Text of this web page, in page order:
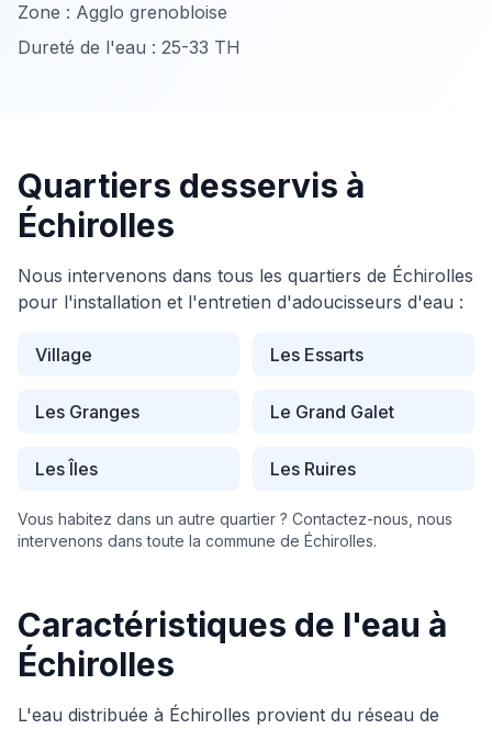
Zone : Agglo grenobloise
Dureté de l'eau : 25-33 TH
Quartiers desservis à
Échirolles
Nous intervenons dans tous les quartiers de Échirolles
pour l'installation et l'entretien d'adoucisseurs d'eau :
Village Les Essarts
Les Granges Le Grand Galet
Les Îles Les Ruires
Vous habitez dans un autre quartier ? Contactez-nous, nous
intervenons dans toute la commune de Échirolles.
Caractéristiques de l'eau à
Échirolles
L'eau distribuée à Échirolles provient du réseau de